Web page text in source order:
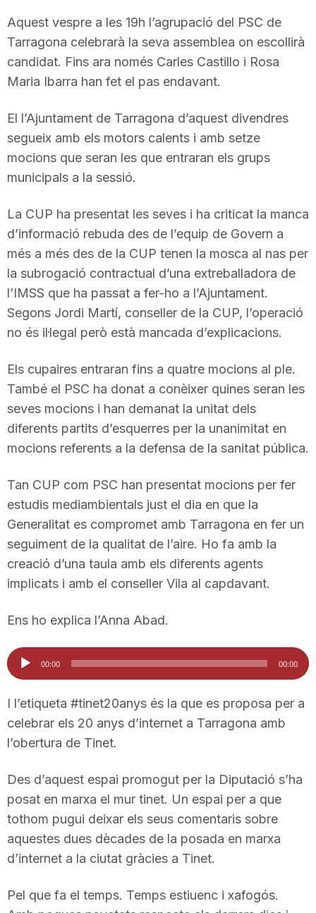
Aquest vespre a les 19h l’agrupació del PSC de
Tarragona celebrarà la seva assemblea on escollirà
candidat. Fins ara només Carles Castillo i Rosa
Maria Ibarra han fet el pas endavant.
El l’Ajuntament de Tarragona d’aquest divendres
segueix amb els motors calents i amb setze
mocions que seran les que entraran els grups
municipals a la sessió.
La CUP ha presentat les seves i ha criticat la manca
d’informació rebuda des de l’equip de Govern a
més a més des de la CUP tenen la mosca al nas per
la subrogació contractual d’una extreballadora de
l’IMSS que ha passat a fer-ho a l’Ajuntament.
Segons Jordi Martí, conseller de la CUP, l’operació
no és il·legal però està mancada d’explicacions.
Els cupaires entraran fins a quatre mocions al ple.
També el PSC ha donat a conèixer quines seran les
seves mocions i han demanat la unitat dels
diferents partits d’esquerres per la unanimitat en
mocions referents a la defensa de la sanitat pública.
Tan CUP com PSC han presentat mocions per fer
estudis mediambientals just el dia en que la
Generalitat es compromet amb Tarragona en fer un
seguiment de la qualitat de l’aire. Ho fa amb la
creació d’una taula amb els diferents agents
implicats i amb el conseller Vila al capdavant.
Ens ho explica l’Anna Abad.
Reproductor
d'àudio
00:00 00:00
I l’etiqueta #tinet20anys és la que es proposa per a
celebrar els 20 anys d’internet a Tarragona amb
l’obertura de Tinet.
Des d’aquest espai promogut per la Diputació s’ha
posat en marxa el mur tinet. Un espai per a que
tothom pugui deixar els seus comentaris sobre
aquestes dues dècades de la posada en marxa
d’internet a la ciutat gràcies a Tinet.
Pel que fa el temps. Temps estiuenc i xafogós.